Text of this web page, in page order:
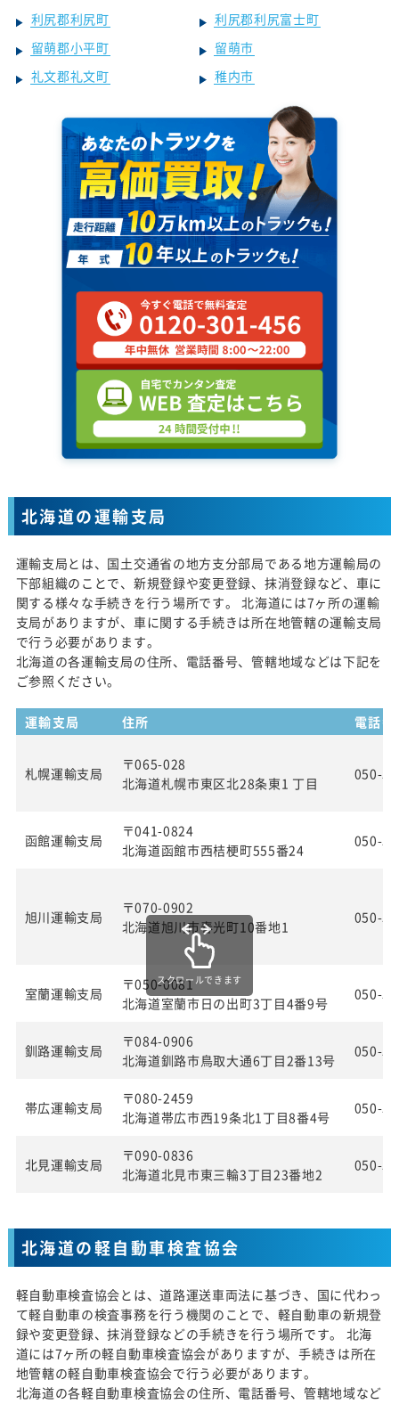
利尻郡利尻町
利尻郡利尻富士町
留萌郡小平町
留萌市
礼文郡礼文町
稚内市
北海道の運輸支局
運輸支局とは、国土交通省の地方支分部局である地方運輸局の
下部組織のことで、新規登録や変更登録、抹消登録など、車に
関する様々な手続きを行う場所です。 北海道には7ヶ所の運輸
支局がありますが、車に関する手続きは所在地管轄の運輸支局
で行う必要があります。
北海道の各運輸支局の住所、電話番号、管轄地域などは下記を
ご参照ください。
運輸支局 住所 電話
札幌運輸支局
〒065-028
北海道札幌市東区北28条東1 丁目
050-
函館運輸支局
〒041-0824
北海道函館市西桔梗町555番24
050-
旭川運輸支局
〒070-0902
北海道旭川市春光町10番地1
050-
室蘭運輸支局
〒050-0081
北海道室蘭市日の出町3丁目4番9号
050-
釧路運輸支局
〒084-0906
北海道釧路市鳥取大通6丁目2番13号
050-
帯広運輸支局
〒080-2459
北海道帯広市西19条北1丁目8番4号
050-
北見運輸支局
〒090-0836
北海道北見市東三輪3丁目23番地2
050-
スクロールできます
北海道の軽自動車検査協会
軽自動車検査協会とは、道路運送車両法に基づき、国に代わっ
て軽自動車の検査事務を行う機関のことで、軽自動車の新規登
録や変更登録、抹消登録などの手続きを行う場所です。 北海
道には7ヶ所の軽自動車検査協会がありますが、手続きは所在
地管轄の軽自動車検査協会で行う必要があります。
北海道の各軽自動車検査協会の住所、電話番号、管轄地域など